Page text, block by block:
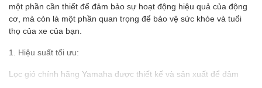
một phần cần thiết để đảm bảo sự hoạt động hiệu quả của động
cơ, mà còn là một phần quan trọng để bảo vệ sức khỏe và tuổi
thọ của xe của bạn.
1. Hiệu suất tối ưu:
Lọc gió chính hãng Yamaha được thiết kế và sản xuất để đảm